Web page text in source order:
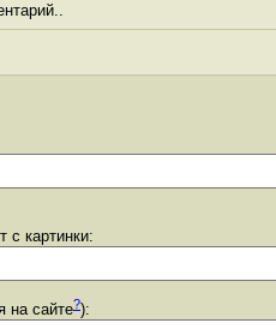
с картинки:
на сайте?):